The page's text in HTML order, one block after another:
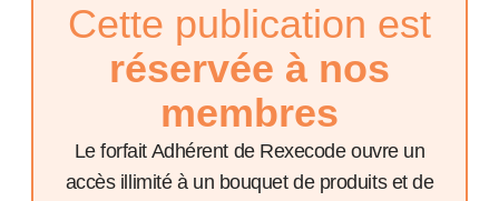
Cette publication est
réservée à nos
membres
Le forfait Adhérent de Rexecode ouvre un
accès illimité à un bouquet de produits et de